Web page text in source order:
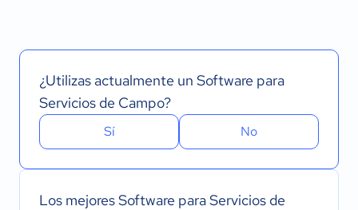
¿Utilizas actualmente un Software para
Servicios de Campo?
Sí No
Los mejores Software para Servicios de